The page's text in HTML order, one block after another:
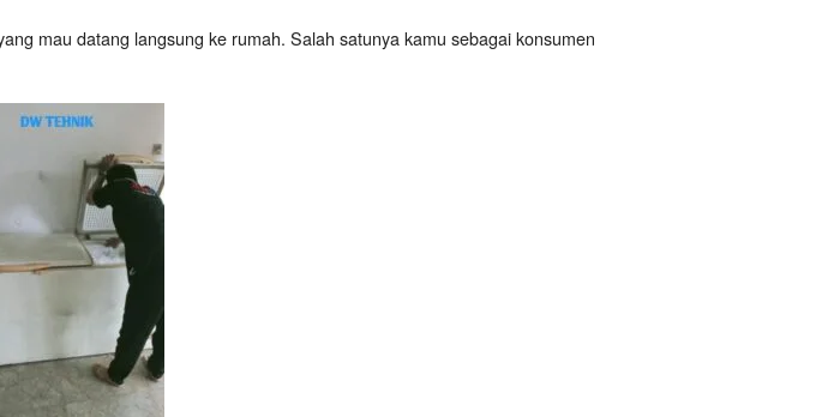
mau datang langsung ke rumah. Salah satunya kamu sebagai konsumen